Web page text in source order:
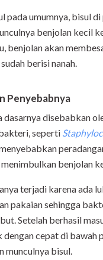
pada umumnya, bisul
benjolan kecil
benjolan akan
berisi nanah.
Penyebabnya
dasarnya disebabkan
seperti
benjolan
terjadi karena ada
pakaian sehingga
Setelah berhasil
cepat di bawah
munculnya bisul.